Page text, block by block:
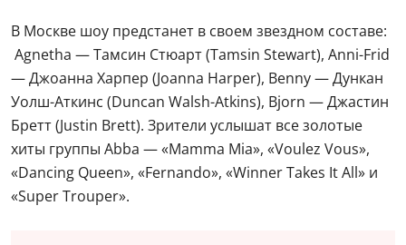
В Москве шоу предстанет в своем звездном составе:
Agnetha — Тамсин Стюарт (Tamsin Stewart), Anni-Frid
— Джоанна Харпер (Joanna Harper), Benny — Дункан
Уолш-Аткинс (Duncan Walsh-Atkins), Bjorn — Джастин
Бретт (Justin Brett). Зрители услышат все золотые
хиты группы Abba — «Mamma Mia», «Voulez Vous»,
«Dancing Queen», «Fernando», «Winner Takes It All» и
«Super Trouper».